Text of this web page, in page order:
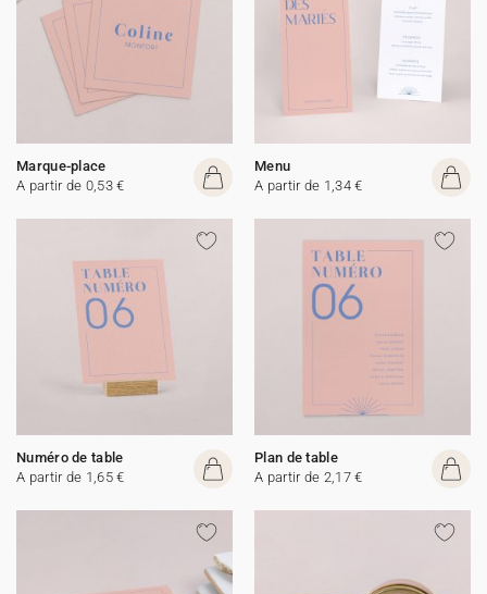
Marque-place
A partir de 0,53 €
Menu
A partir de 1,34 €
Numéro de table
A partir de 1,65 €
Plan de table
A partir de 2,17 €